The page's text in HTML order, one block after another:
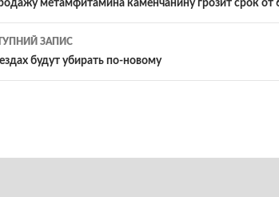
метамфитамина каменчанину грозит срок от
ЗАПИС
будут убирать по-новому